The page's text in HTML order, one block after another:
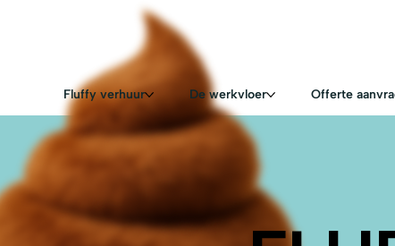
Fluffy verhuur De werkvloer Offerte